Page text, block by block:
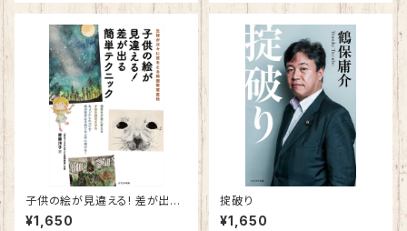
子供の絵が見違える! 差が出る
簡単テクニック
¥1,650
掟破り
¥1,650